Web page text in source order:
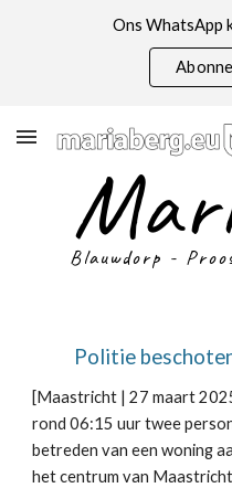
Ons WhatsApp
Blauwdorp -
Politie
[Maastricht |27 maart
rond 06:15 uur twee
betreden van een woning
het centrum van